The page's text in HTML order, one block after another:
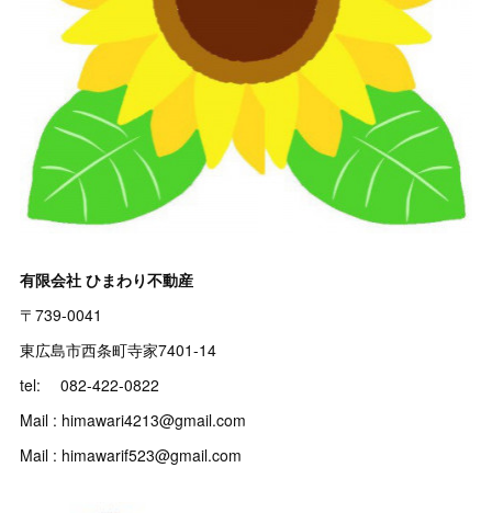
有限会社 ひまわり不動産
〒739-0041
東広島市西条町寺家7401-14
tel: 082-422-0822
Mail : himawari4213@gmail.com
Mail : himawarif523@gmail.com